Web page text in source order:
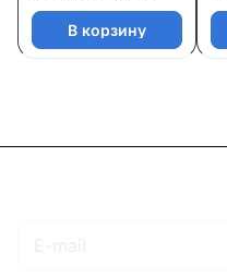
Orange
В корзину